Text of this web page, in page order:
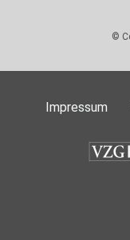
©
Impressum